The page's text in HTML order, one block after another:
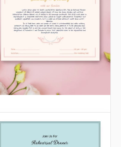
Google Docs
Elegante invitación